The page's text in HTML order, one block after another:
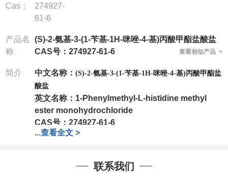
Cas：
274927-
61-6
产品名
称
(S)-2-氨基-3-(1-苄基-1H-咪唑-4-基)丙酸甲酯盐酸盐
CAS号：274927-61-6
查看相似产品 >
简介 中文名称： (S)-2-氨基-3-(1-苄基-1H-咪唑-4-基)丙酸甲酯盐
酸盐
英文名称： 1-Phenylmethyl-L-histidine methyl
ester monohydrochloride
CAS号： 274927-61-6
分子式：C14H18ClN3O2
1Mg ; 5Mg;10Mg ;100Mg;250Mg ;500Mg
;1g;2.5g ;5g ;10g可根据客户需求进行分装
...查看全文 >
联系我们